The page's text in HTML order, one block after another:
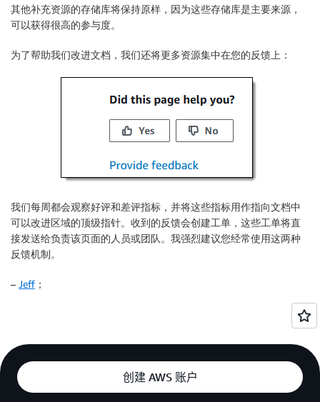
其他补充资源的存储库将保持原样，因为这些存储库是主要来源，
可以获得很高的参与度。
为了帮助我们改进文档，我们还将更多资源集中在您的反馈上：
我们每周都会观察好评和差评指标，并将这些指标用作指向文档中
可以改进区域的顶级指针。收到的反馈会创建工单，这些工单将直
接发送给负责该页面的人员或团队。我强烈建议您经常使用这两种
反馈机制。
– Jeff ；
创建 AWS 账户